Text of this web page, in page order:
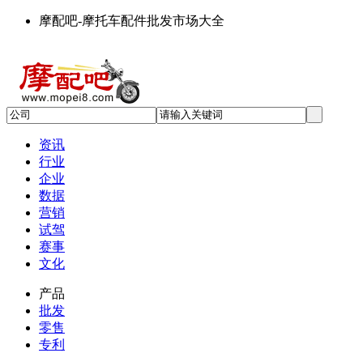
摩配吧-摩托车配件批发市场大全
资讯
行业
企业
数据
营销
试驾
赛事
文化
产品
批发
零售
专利